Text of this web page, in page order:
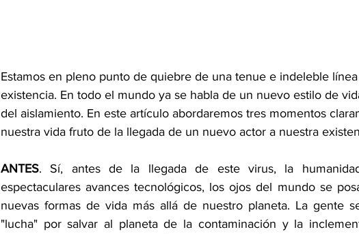
Estamos en pleno punto de quiebre de una tenue e indeleble
existencia. En todo el mundo ya se habla de un nuevo estilo de
del aislamiento. En este artículo abordaremos tres momentos
nuestra vida fruto de la llegada de un nuevo actor a nuestra
ANTES. Sí, antes de la llegada de este virus, la
espectaculares avances tecnológicos, los ojos del mundo se
nuevas formas de vida más allá de nuestro planeta. La gente
"lucha" por salvar al planeta de la contaminación y la